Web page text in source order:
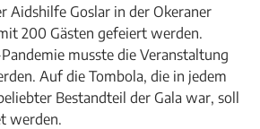
Aidshilfe Goslar in der Okeraner
200 Gästen gefeiert werden.
musste die Veranstaltung
Auf die Tombola, die in jedem
Bestandteil der Gala war, soll
werden.